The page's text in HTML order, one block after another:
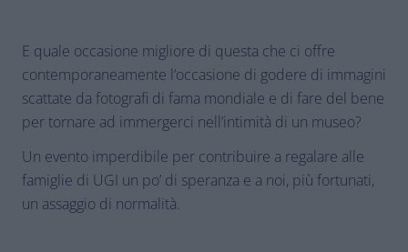
E quale occasione migliore di questa che ci offre
contemporaneamente l’occasione di godere di immagini
scattate da fotografi di fama mondiale e di fare del bene
per tornare ad immergerci nell’intimità di un museo?
Un evento imperdibile per contribuire a regalare alle
famiglie di UGI un po’ di speranza e a noi, più fortunati,
un assaggio di normalità.